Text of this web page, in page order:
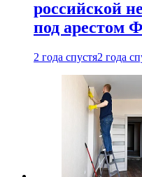
российской
под арестом
2 года спустя2 года